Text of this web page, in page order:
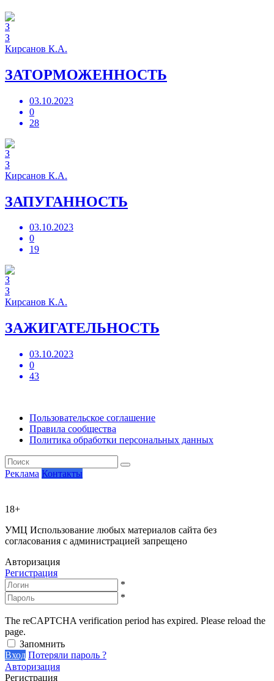
З
Кирсанов К.А.
ЗАТОРМОЖЕННОСТЬ
03.10.2023
0
28
З
Кирсанов К.А.
ЗАПУГАННОСТЬ
03.10.2023
0
19
З
Кирсанов К.А.
ЗАЖИГАТЕЛЬНОСТЬ
03.10.2023
0
43
Пользовательское соглашение
Правила сообщества
Политика обработки персональных данных
Реклама Контакты
18+
УМЦ Использование любых материалов сайта без
согласования с администрацией запрещено
Авторизация
Регистрация
*
*
The reCAPTCHA verification period has expired. Please reload the
page.
Запомнить
Вход Потеряли пароль ?
Авторизация
Регистрация